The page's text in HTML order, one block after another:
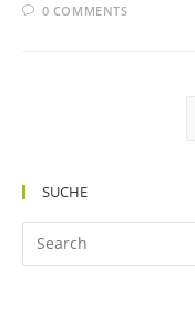
0 COMMENTS
SUCHE